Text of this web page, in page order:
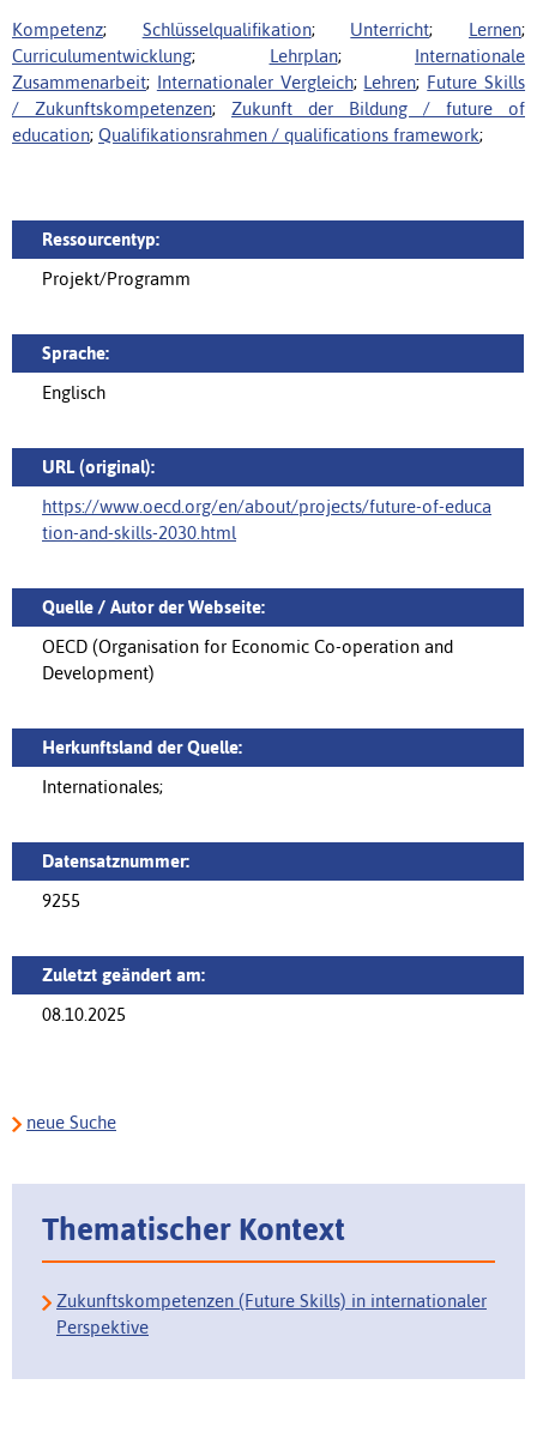
Kompetenz; Schlüsselqualifikation; Unterricht; Lernen;
Curriculumentwicklung; Lehrplan; Internationale
Zusammenarbeit; Internationaler Vergleich; Lehren; Future Skills
/ Zukunftskompetenzen; Zukunft der Bildung / future of
education; Qualifikationsrahmen / qualifications framework;
Ressourcentyp:
Projekt/Programm
Sprache:
Englisch
URL (original):
https://www.oecd.org/en/about/projects/future-of-educa
tion-and-skills-2030.html
Quelle / Autor der Webseite:
OECD (Organisation for Economic Co-operation and
Development)
Herkunftsland der Quelle:
Internationales;
Datensatznummer:
9255
Zuletzt geändert am:
08.10.2025
neue Suche
Thematischer Kontext
Zukunftskompetenzen (Future Skills) in internationaler
Perspektive